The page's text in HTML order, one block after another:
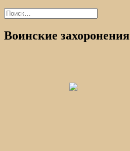
Найти:
Воинские захоронения